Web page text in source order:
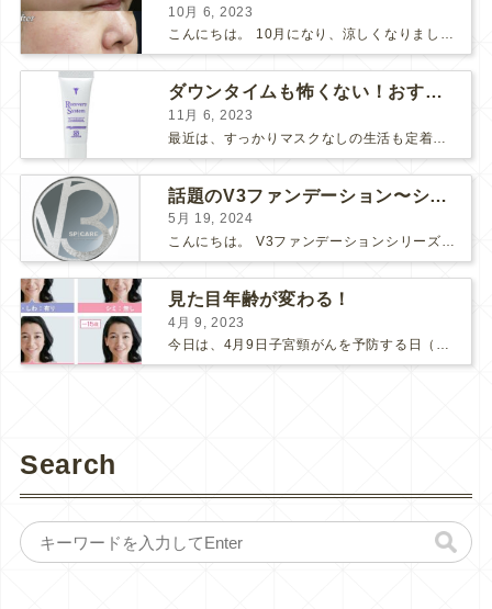
10月 6, 2023
こんにちは。 10月になり、涼しくなりましたね。 先日、美味しい栗が届いたので栗ご飯を作りました。 お米3合にお水を入れて、 料理酒大さじ2、塩小さじ1、栗を大量に投入！ 美味しくで...
ダウンタイムも怖くない！おすすめコスメ2選！
11月 6, 2023
話題のV3ファンデーション〜シャイニングVSブリリアント〜
5月 19, 2024
こんにちは。 V3ファンデーションシリーズより新たなシリーズが入荷しました！ 【V3ブリリアントファンデーション】です♪ V3シリーズの推しポイント まずは、「エキサイティング」「シャイニング...
見た目年齢が変わる！
4月 9, 2023
今日は、4月9日子宮頸がんを予防する日（子宮の日）です。 ここ数年、新型コロナの影響で、子宮頸がん検診にも受診控えが起こってしまっているそうです。 検診間隔が空いてしまう事で、もしがんが発見さ...
Search